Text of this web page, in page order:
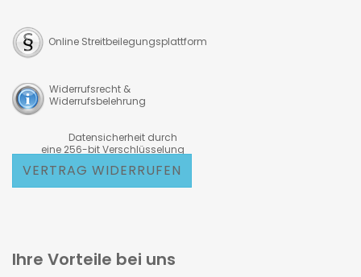
Online Streitbeilegungsplattform
Widerrufsrecht &
Widerrufsbelehrung
Datensicherheit durch
eine 256-bit Verschlüsselung
VERTRAG WIDERRUFEN
Ihre Vorteile bei uns